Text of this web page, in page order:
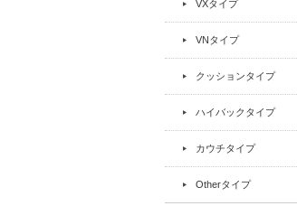
VXタイプ
VNタイプ
クッションタイプ
ハイバックタイプ
カウチタイプ
Otherタイプ